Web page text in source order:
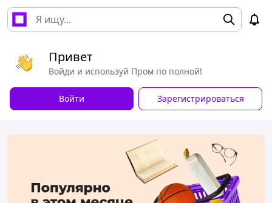
Привет
Войди и используй Пром по полной!
Войти Зарегистрироваться